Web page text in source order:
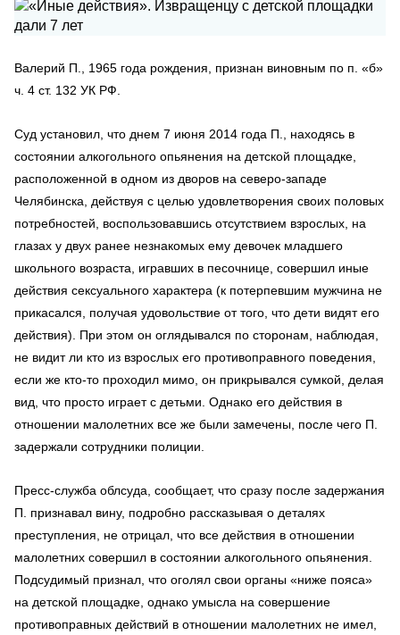
Валерий П., 1965 года рождения, признан виновным по п. «б»
ч. 4 ст. 132 УК РФ.
Суд установил, что днем 7 июня 2014 года П., находясь в
состоянии алкогольного опьянения на детской площадке,
расположенной в одном из дворов на северо-западе
Челябинска, действуя с целью удовлетворения своих половых
потребностей, воспользовавшись отсутствием взрослых, на
глазах у двух ранее незнакомых ему девочек младшего
школьного возраста, игравших в песочнице, совершил иные
действия сексуального характера (к потерпевшим мужчина не
прикасался, получая удовольствие от того, что дети видят его
действия). При этом он оглядывался по сторонам, наблюдая,
не видит ли кто из взрослых его противоправного поведения,
если же кто-то проходил мимо, он прикрывался сумкой, делая
вид, что просто играет с детьми. Однако его действия в
отношении малолетних все же были замечены, после чего П.
задержали сотрудники полиции.
Пресс-служба облсуда, сообщает, что сразу после задержания
П. признавал вину, подробно рассказывая о деталях
преступления, не отрицал, что все действия в отношении
малолетних совершил в состоянии алкогольного опьянения.
Подсудимый признал, что оголял свои органы «ниже пояса»
на детской площадке, однако умысла на совершение
противоправных действий в отношении малолетних не имел,